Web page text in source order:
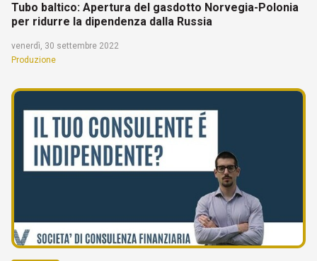
Tubo baltico: Apertura del gasdotto Norvegia-Polonia
per ridurre la dipendenza dalla Russia
venerdì, 30 settembre 2022
Produzione